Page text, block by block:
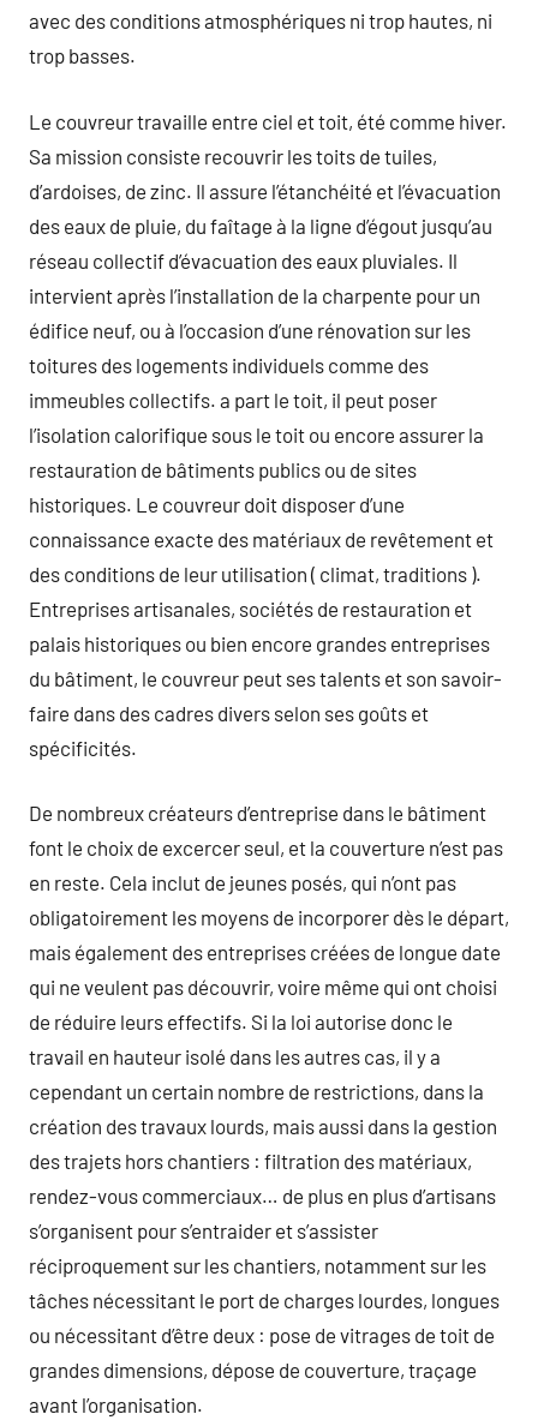
avec des conditions atmosphériques ni trop hautes, ni
trop basses.
Le couvreur travaille entre ciel et toit, été comme hiver.
Sa mission consiste recouvrir les toits de tuiles,
d’ardoises, de zinc. Il assure l’étanchéité et l’évacuation
des eaux de pluie, du faîtage à la ligne d’égout jusqu’au
réseau collectif d’évacuation des eaux pluviales. Il
intervient après l’installation de la charpente pour un
édifice neuf, ou à l’occasion d’une rénovation sur les
toitures des logements individuels comme des
immeubles collectifs. a part le toit, il peut poser
l’isolation calorifique sous le toit ou encore assurer la
restauration de bâtiments publics ou de sites
historiques. Le couvreur doit disposer d’une
connaissance exacte des matériaux de revêtement et
des conditions de leur utilisation ( climat, traditions ).
Entreprises artisanales, sociétés de restauration et
palais historiques ou bien encore grandes entreprises
du bâtiment, le couvreur peut ses talents et son savoir-
faire dans des cadres divers selon ses goûts et
spécificités.
De nombreux créateurs d’entreprise dans le bâtiment
font le choix de excercer seul, et la couverture n’est pas
en reste. Cela inclut de jeunes posés, qui n’ont pas
obligatoirement les moyens de incorporer dès le départ,
mais également des entreprises créées de longue date
qui ne veulent pas découvrir, voire même qui ont choisi
de réduire leurs effectifs. Si la loi autorise donc le
travail en hauteur isolé dans les autres cas, il y a
cependant un certain nombre de restrictions, dans la
création des travaux lourds, mais aussi dans la gestion
des trajets hors chantiers : filtration des matériaux,
rendez-vous commerciaux… de plus en plus d’artisans
s’organisent pour s’entraider et s’assister
réciproquement sur les chantiers, notamment sur les
tâches nécessitant le port de charges lourdes, longues
ou nécessitant d’être deux : pose de vitrages de toit de
grandes dimensions, dépose de couverture, traçage
avant l’organisation.